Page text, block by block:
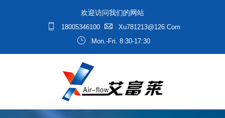
欢迎访问我们的网站
18005346100
Xu781213@126.com
Mon.-Fri. 8:30-17:30